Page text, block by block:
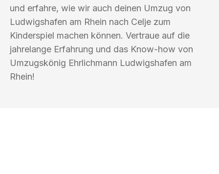
und erfahre, wie wir auch deinen Umzug von
Ludwigshafen am Rhein nach Celje zum
Kinderspiel machen können. Vertraue auf die
jahrelange Erfahrung und das Know-how von
Umzugskönig Ehrlichmann Ludwigshafen am
Rhein!